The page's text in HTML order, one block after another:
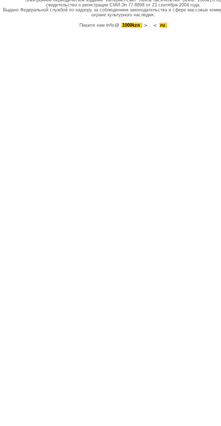
свидетельство о регистрации СМИ Эл 77-8898 от 23 сентября 2004 года.
Выдано Федеральной службой по надзору за соблюдением законодательства в сфере массовых
охране культурного наследия.
Пишите намinfo@ 1000kzn . ru